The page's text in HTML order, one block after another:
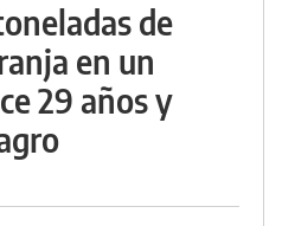
de
en un
29 años y